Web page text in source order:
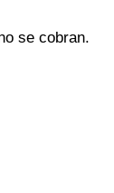
se cobran.